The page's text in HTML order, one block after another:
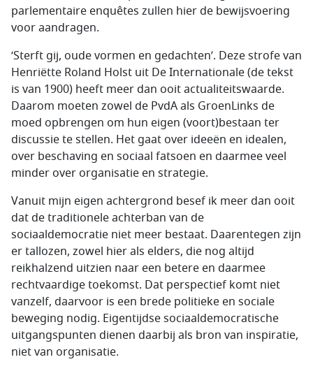
parlementaire enquêtes zullen hier de bewijsvoering
voor aandragen.
‘Sterft gij, oude vormen en gedachten’. Deze strofe van
Henriëtte Roland Holst uit De Internationale (de tekst
is van 1900) heeft meer dan ooit actualiteitswaarde.
Daarom moeten zowel de PvdA als GroenLinks de
moed opbrengen om hun eigen (voort)bestaan ter
discussie te stellen. Het gaat over ideeën en idealen,
over beschaving en sociaal fatsoen en daarmee veel
minder over organisatie en strategie.
Vanuit mijn eigen achtergrond besef ik meer dan ooit
dat de traditionele achterban van de
sociaaldemocratie niet meer bestaat. Daarentegen zijn
er tallozen, zowel hier als elders, die nog altijd
reikhalzend uitzien naar een betere en daarmee
rechtvaardige toekomst. Dat perspectief komt niet
vanzelf, daarvoor is een brede politieke en sociale
beweging nodig. Eigentijdse sociaaldemocratische
uitgangspunten dienen daarbij als bron van inspiratie,
niet van organisatie.